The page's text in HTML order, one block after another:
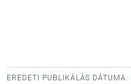
EREDETI PUBLIKÁLÁS DÁTUMA: